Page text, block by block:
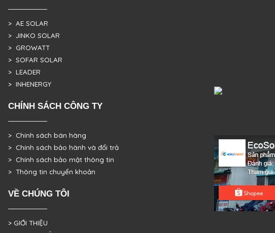
> AE SOLAR
> JINKO SOLAR
> GROWATT
> SOFAR SOLAR
> LEADER
> INHENERGY
CHÍNH SÁCH CÔNG TY
> Chính sách bán hàng
> Chính sách bảo hành và đổi trả
> Chính sách bảo mật thông tin
> Thông tin chuyển khoản
VỀ CHÚNG TÔI
> GIỚI THIỆU